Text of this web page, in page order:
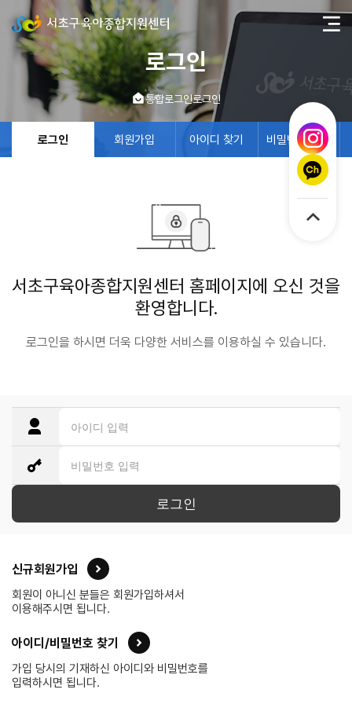
로그인
통합로그인로그인
로그인 회원가입 아이디 찾기 비밀번호 찾기
서초구육아종합지원센터 홈페이지에 오신 것을
환영합니다.
로그인을 하시면 더욱 다양한 서비스를 이용하실 수 있습니다.
로그인
신규회원가입
회원이 아니신 분들은 회원가입하셔서
이용해주시면 됩니다.
아이디/비밀번호 찾기
가입 당시의 기재하신 아이디와 비밀번호를
입력하시면 됩니다.